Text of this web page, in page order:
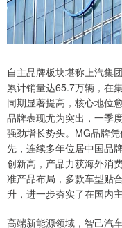
自主品牌板块堪称上汽集
累计销量达65.7万辆，在
同期显著提高，核心地位
品牌表现尤为突出，一季
强劲增长势头。MG品牌
先，连续多年位居中国品
创新高，产品力获海外消
准产品布局，多款车型贴
升，进一步夯实了在国内
高端新能源领域，智己汽